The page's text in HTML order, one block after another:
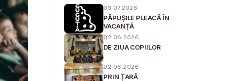
03.07.2026
PĂPUȘILE PLEACĂ ÎN
VACANȚĂ
02.06.2026
DE ZIUA COPIILOR
02.06.2026
PRIN ȚARĂ